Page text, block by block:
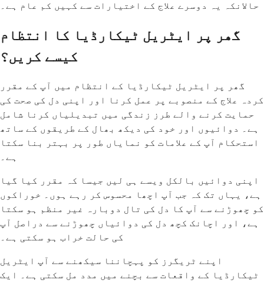
حالانکہ یہ دوسرے علاج کے اختیارات سے کہیں کم عام ہے۔
گھر پر ایٹریل ٹیکارڈیا کا انتظام
کیسے کریں؟
گھر پر ایٹریل ٹیکارڈیا کے انتظام میں آپ کے مقرر
کردہ علاج کے منصوبے پر عمل کرنا اور اپنی دل کی صحت کی
حمایت کرنے والے طرز زندگی میں تبدیلیاں کرنا شامل
ہے۔ دوائیوں اور خود کی دیکھ بھال کے طریقوں کے ساتھ
استحکام آپ کے علامات کو نمایاں طور پر بہتر بنا سکتا
ہے۔
اپنی دوائیں بالکل ویسے ہی لیں جیسا کہ مقرر کیا گیا
ہے، یہاں تک کہ جب آپ اچھا محسوس کر رہے ہوں۔ خوراکوں
کو چھوڑنے سے آپ کا دل کی تال دوبارہ غیر منظم ہو سکتا
ہے، اور اچانک کچھ دل کی دوائیاں چھوڑنے سے دراصل آپ
کی حالت خراب ہو سکتی ہے۔
اپنے ٹریگرز کو پہچاننا سیکھنے سے آپ ایٹریل
ٹیکارڈیا کے واقعات سے بچنے میں مدد مل سکتی ہے۔ ایک